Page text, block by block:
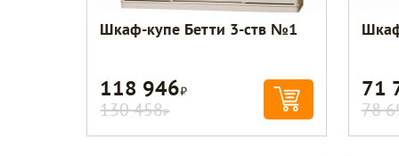
Шкаф-купе Бетти 3-ств №1
118 946Р
130 458Р
71
78